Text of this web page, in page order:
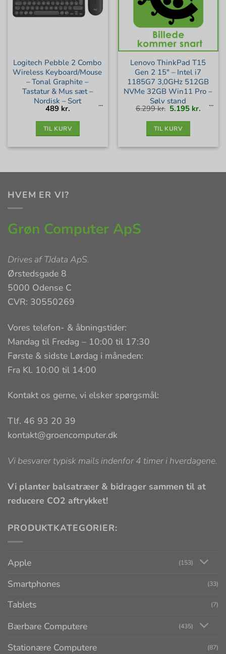
Logitech Pebble 2 Combo
Wireless Keyboard/Mouse
– Tonal Graphite –
Tastatur & Mus sæt –
Nordisk – Sort
489 kr.
TIL KURV
Lenovo ThinkPad T15
Gen 2 15″ – Intel i7
1185G7 3,0GHz 512GB
NVMe 32GB Win11 Pro –
Sølv stand
6.299kr. Den
oprindelige
pris
5.195 kr. Den
TIL KURV
HVEM ER VI?
Grøn Computer ApS
Drives afTJdata ApS.
Ørstedsgade 8
5000 Odense C
CVR: 30550269
Vores telefon- & åbningstider:
Mandag til Fredag – 10:00 til 17:30
Første & sidste Lørdag i måneden:
Fra Kl. 10:00 til 14:00
Kontakt os gerne, vi elsker spørgsmål:
Tlf. 46 93 20 39
kontakt@groencomputer.dk
Vi besvarer typisk mails indenfor 4 timer i hverdagene.
Vi planter balsatræer & bidrager sammen til at
reducere CO2 aftrykket!
PRODUKTKATEGORIER:
Apple (153)
Smartphones (33)
Tablets (7)
Bærbare Computere (435)
Stationære Computere (87)